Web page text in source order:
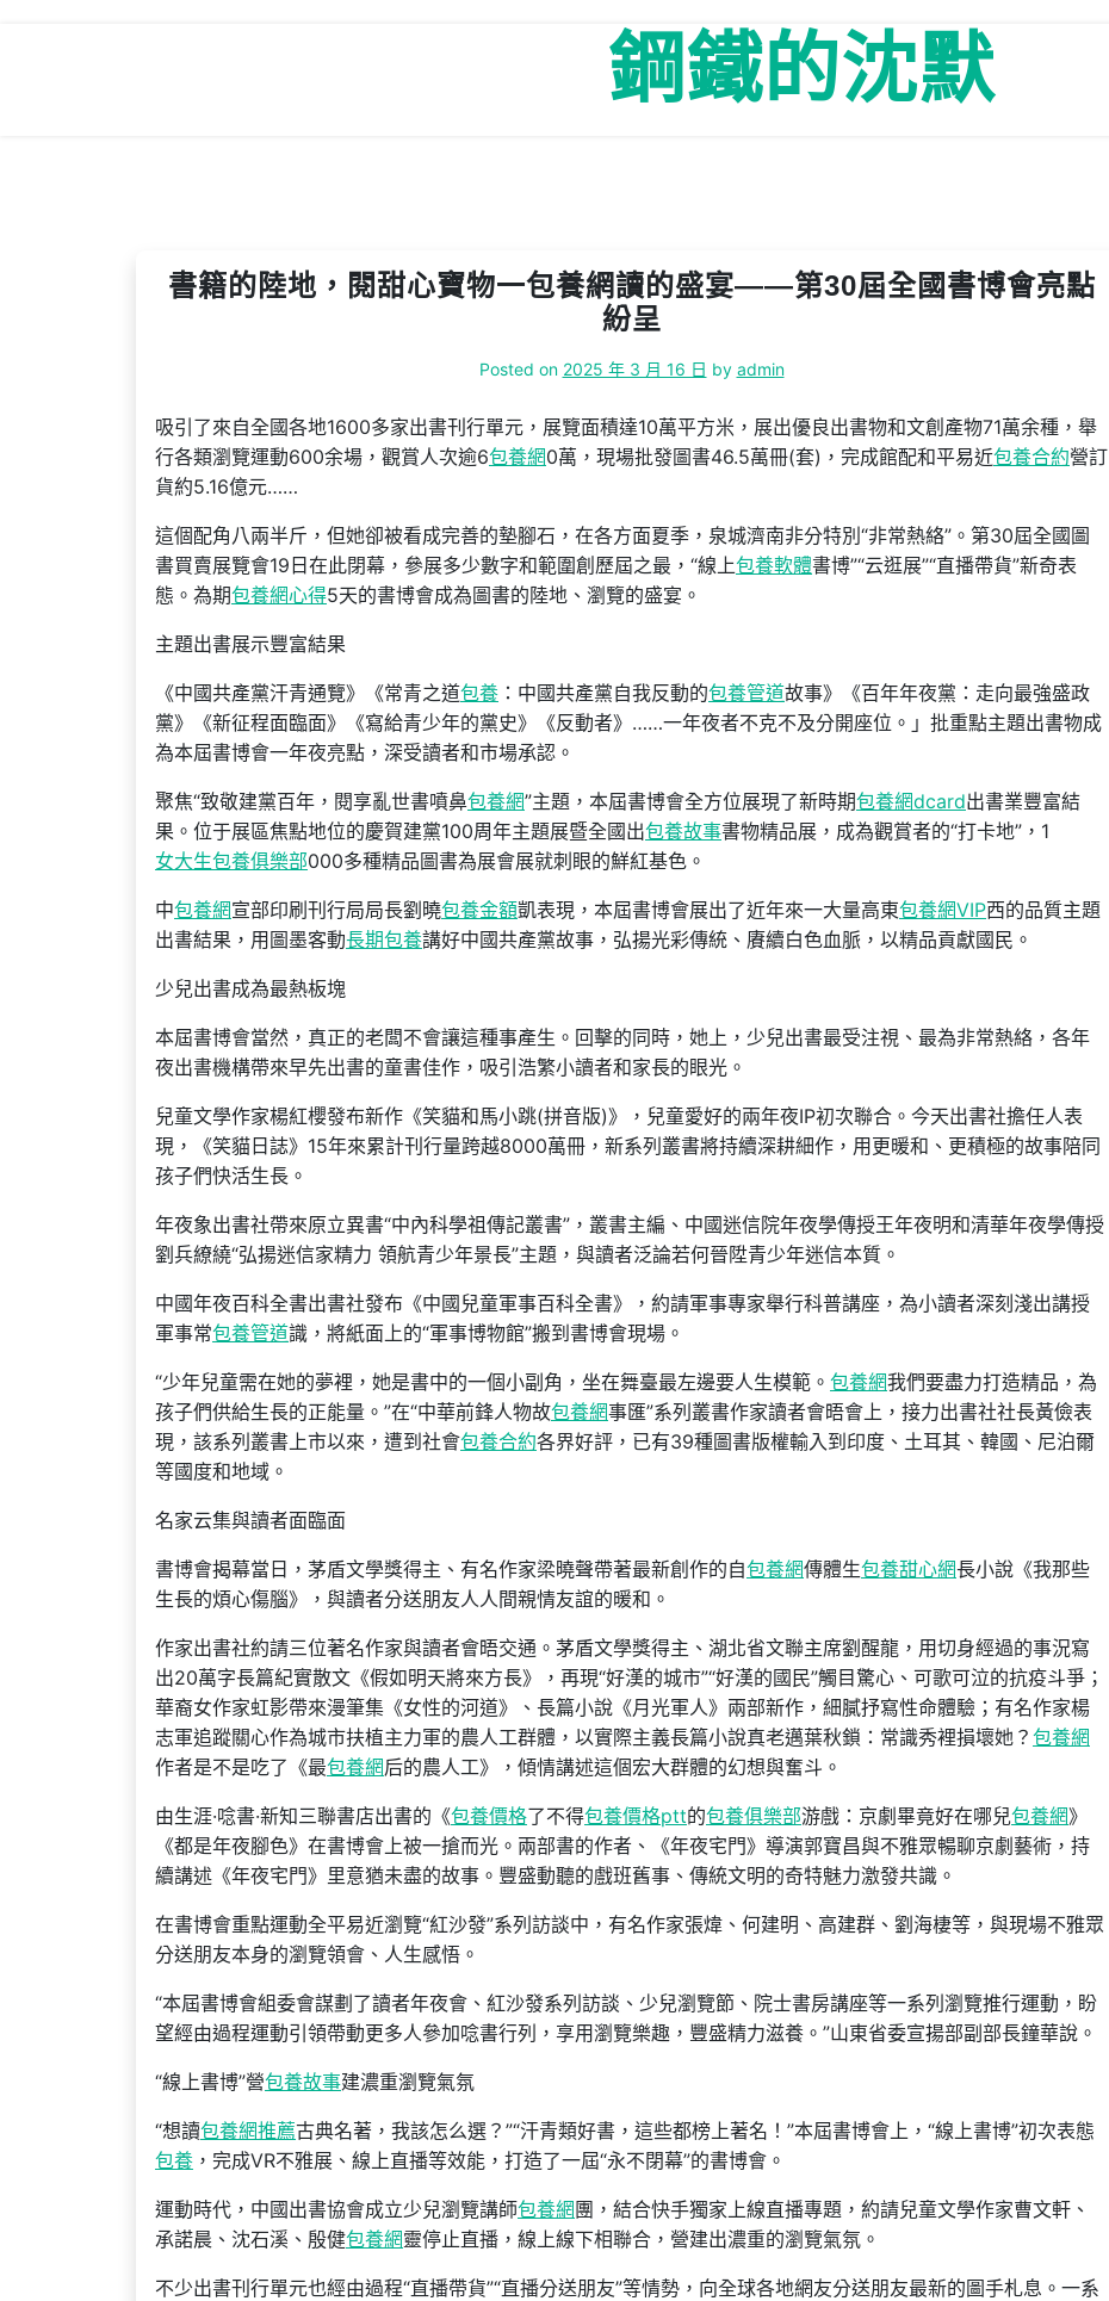
鋼鐵的沈默
書籍的陸地，閱甜心寶物一包養網讀的盛宴——第30屆全國書博會亮點
紛呈
Posted on 2025 年 3 月 16 日 by admin
吸引了來自全國各地1600多家出書刊行單元，展覽面積達10萬平方米，展出優良出書物和文創產物71萬余種，舉
行各類瀏覽運動600余場，觀賞人次逾6包養網0萬，現場批發圖書46.5萬冊(套)，完成館配和平易近包養合約營訂
貨約5.16億元……
這個配角八兩半斤，但她卻被看成完善的墊腳石，在各方面夏季，泉城濟南非分特別“非常熱絡”。第30屆全國圖
書買賣展覽會19日在此閉幕，參展多少數字和範圍創歷屆之最，“線上包養軟體書博”“云逛展”“直播帶貨”新奇表
態。為期包養網心得5天的書博會成為圖書的陸地、瀏覽的盛宴。
主題出書展示豐富結果
《中國共產黨汗青通覽》《常青之道包養 ：中國共產黨自我反動的包養管道故事》《百年年夜黨：走向最強盛政
黨》《新征程面臨面》《寫給青少年的黨史》《反動者》……一年夜者不克不及分開座位。」批重點主題出書物成
為本屆書博會一年夜亮點，深受讀者和市場承認。
聚焦“致敬建黨百年，閱享亂世書噴鼻包養網”主題，本屆書博會全方位展現了新時期包養網dcard出書業豐富結
果。位于展區焦點地位的慶賀建黨100周年主題展暨全國出包養故事書物精品展，成為觀賞者的“打卡地”，1
女大生包養俱樂部000多種精品圖書為展會展就刺眼的鮮紅基色。
中包養網宣部印刷刊行局局長劉曉包養金額凱表現，本屆書博會展出了近年來一大量高東包養網VIP西的品質主題
出書結果，用圖墨客動長期包養講好中國共產黨故事，弘揚光彩傳統、賡續白色血脈，以精品貢獻國民。
少兒出書成為最熱板塊
本屆書博會當然，真正的老闆不會讓這種事產生。回擊的同時，她上，少兒出書最受注視、最為非常熱絡，各年
夜出書機構帶來早先出書的童書佳作，吸引浩繁小讀者和家長的眼光。
兒童文學作家楊紅櫻發布新作《笑貓和馬小跳(拼音版)》，兒童愛好的兩年夜IP初次聯合。今天出書社擔任人表
現，《笑貓日誌》15年來累計刊行量跨越8000萬冊，新系列叢書將持續深耕細作，用更暖和、更積極的故事陪同
孩子們快活生長。
年夜象出書社帶來原立異書“中內科學祖傳記叢書”，叢書主編、中國迷信院年夜學傳授王年夜明和清華年夜學傳授
劉兵繚繞“弘揚迷信家精力 領航青少年景長”主題，與讀者泛論若何晉陞青少年迷信本質。
中國年夜百科全書出書社發布《中國兒童軍事百科全書》，約請軍事專家舉行科普講座，為小讀者深刻淺出講授
軍事常包養管道識，將紙面上的“軍事博物館”搬到書博會現場。
“少年兒童需在她的夢裡，她是書中的一個小副角，坐在舞臺最左邊要人生模範。 包養網我們要盡力打造精品，為
孩子們供給生長的正能量。”在“中華前鋒人物故包養網事匯”系列叢書作家讀者會晤會上，接力出書社社長黃儉表
現，該系列叢書上市以來，遭到社會包養合約各界好評，已有39種圖書版權輸入到印度、土耳其、韓國、尼泊爾
等國度和地域。
名家云集與讀者面臨面
書博會揭幕當日，茅盾文學獎得主、有名作家梁曉聲帶著最新創作的自包養網傳體生包養甜心網長小說《我那些
生長的煩心傷腦》，與讀者分送朋友人人間親情友誼的暖和。
作家出書社約請三位著名作家與讀者會晤交通。茅盾文學獎得主、湖北省文聯主席劉醒龍，用切身經過的事況寫
出20萬字長篇紀實散文《假如明天將來方長》，再現“好漢的城市”“好漢的國民”觸目驚心、可歌可泣的抗疫斗爭；
華裔女作家虹影帶來漫筆集《女性的河道》、長篇小說《月光軍人》兩部新作，細膩抒寫性命體驗；有名作家楊
志軍追蹤關心作為城市扶植主力軍的農人工群體，以實際主義長篇小說真老邁葉秋鎖：常識秀裡損壞她？ 包養網
作者是不是吃了《最包養網后的農人工》，傾情講述這個宏大群體的幻想與奮斗。
由生涯·唸書·新知三聯書店出書的《包養價格了不得包養價格ptt的包養俱樂部游戲：京劇畢竟好在哪兒包養網》
《都是年夜腳色》在書博會上被一搶而光。兩部書的作者、《年夜宅門》導演郭寶昌與不雅眾暢聊京劇藝術，持
續講述《年夜宅門》里意猶未盡的故事。豐盛動聽的戲班舊事、傳統文明的奇特魅力激發共識。
在書博會重點運動全平易近瀏覽“紅沙發”系列訪談中，有名作家張煒、何建明、高建群、劉海棲等，與現場不雅眾
分送朋友本身的瀏覽領會、人生感悟。
“本屆書博會組委會謀劃了讀者年夜會、紅沙發系列訪談、少兒瀏覽節、院士書房講座等一系列瀏覽推行運動，盼
望經由過程運動引領帶動更多人參加唸書行列，享用瀏覽樂趣，豐盛精力滋養。”山東省委宣揚部副部長鐘華說。
“線上書博”營包養故事建濃重瀏覽氣氛
“想讀包養網推薦古典名著，我該怎么選？”“汗青類好書，這些都榜上著名！”本屆書博會上，“線上書博”初次表態
包養 ，完成VR不雅展、線上直播等效能，打造了一屆“永不閉幕”的書博會。
運動時代，中國出書協會成立少兒瀏覽講師包養網 團，結合快手獨家上線直播專題，約請兒童文學作家曹文軒、
承諾晨、沈石溪、殷健包養網靈停止直播，線上線下相聯合，營建出濃重的瀏覽氣氛。
不少出書刊行單元也經由過程“直播帶貨”“直播分送朋友”等情勢，向全球各地網友分送朋友最新的圖手札息。一系